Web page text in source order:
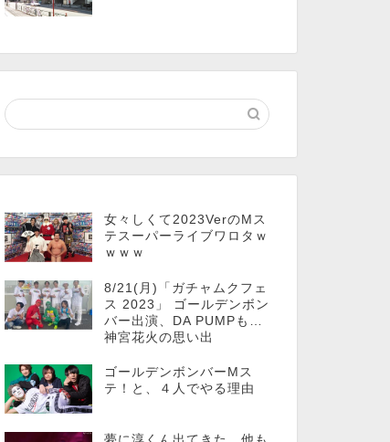
女々しくて2023VerのMス
テスーパーライブワロタｗ
ｗｗｗ
8/21(月)「ガチャムクフェ
ス 2023」 ゴールデンボン
バー出演、DA PUMPも…
神宮花火の思い出
ゴールデンボンバーMス
テ！と、４人でやる理由